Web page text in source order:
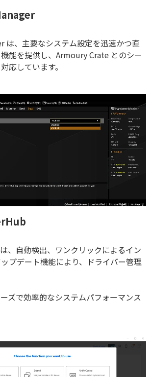
は、主要なシステム設定を迅速かつ直
能を提供し、Armoury Crate とのシー
応しています。
、自動検出、ワンクリックによるイン
プデート機能により、ドライバー管理
ズで効率的なシステムパフォーマンス